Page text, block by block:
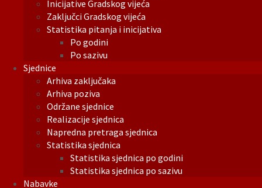
Inicijative Gradskog vijeća
Zaključci Gradskog vijeća
Statistika pitanja i inicijativa
Po godini
Po sazivu
Sjednice
Arhiva zaključaka
Arhiva poziva
Održane sjednice
Realizacije sjednica
Napredna pretraga sjednica
Statistika sjednica
Statistika sjednica po godini
Statistika sjednica po sazivu
Nabavke